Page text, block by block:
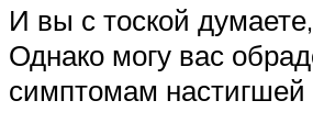
И вы с тоской
Однако могу вас
симптомам